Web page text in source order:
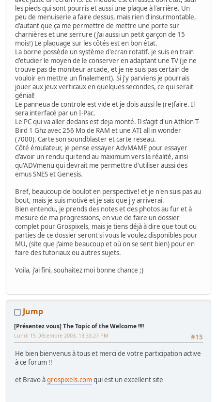
les pieds qui sont pourris et aussi une plaque à l'arrière. Un
peu de menuiserie a faire dessus, mais rien d'insurmontable,
d'autant que ça me permettre de mettre une porte sur
charnières et une serrure (j'ai aussi un petit garçon de 15
mois!) Le plaquage sur les côtés est en bon état.
La borne possède un système d'ecran rotatif. je suis en train
d'etudier le moyen de le conserver en adaptant une TV (je ne
trouve pas de moniteur arcade, et je ne suis pas certain de
vouloir en mettre un finalement). Si j'y parviens je pourrais
jouer aux jeux verticaux en quelques secondes, ce qui serait
génial!
Le panneua de controle est vide et je dois aussi le (re)faire. Il
sera interfacé par un I-Pac.
Le PC qui va aller dedans est deja monté. Il s'agit d'un Athlon T-
Bird 1 Ghz avec 256 Mo de RAM et une ATI all in wonder
(7000). Carte son soundblaster et carte reseau.
Côté émulateur, je pense essayer AdvMAME pour essayer
d'avoir un rendu qui tend au maximum vers la réalité, ainsi
qu'ADVmenu qui devrait me permettre d'utiliser aussi des
emus SNES et Genesis.
Bref, beaucoup de boulot en perspective! et je n'en suis pas au
bout, mais je suis motivé et je sais que j'y arriverai.
Bien entendu, je prends des notes et des photos au fur et à
mesure de ma progressions, en vue de faire un dossier
complet pour Grospixels, mais je tiens déjà à dire que tout ou
parties de ce dossier seront si vous le voulez disponibles pour
MU, (site que j'aime beaucoup et où on se sent bien) pour en
faire des tutoriaux ou autres sujets.
Voila, j'ai fini, souhaitez moi bonne chance ;)
Jump
[Présentez vous] The Topic of the Welcome !!!!
#15
Lundi 15 Décembre 2003, 13:33:27 PM
He bien bienvenus à tous et merci de votre participation active
à ce forum !!
et Bravo àgrospixels.comqui est un excellent site